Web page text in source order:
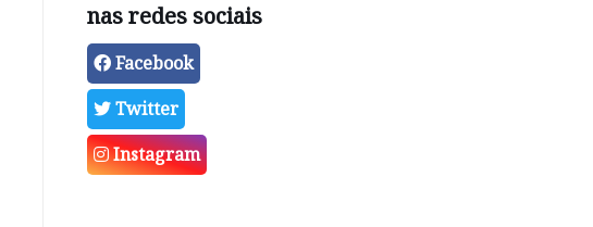
nas redes sociais
Facebook
Twitter
Instagram